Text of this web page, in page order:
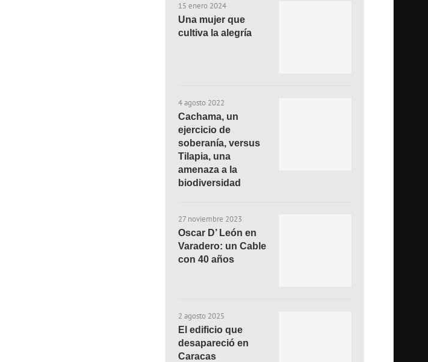
15 enero 2024
Una mujer que
cultiva la alegría
4 agosto 2022
Cachama, un
ejercicio de
soberanía, versus
Tilapia, una
amenaza a la
biodiversidad
27 noviembre 2023
Oscar D’ León en
Varadero: un Cable
con 40 años
2 agosto 2025
El edificio que
desapareció en
Caracas